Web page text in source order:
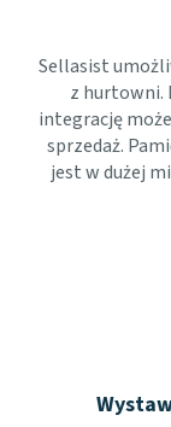
Sellasist
z hurtowni.
integrację
sprzedaż.
jest w dużej